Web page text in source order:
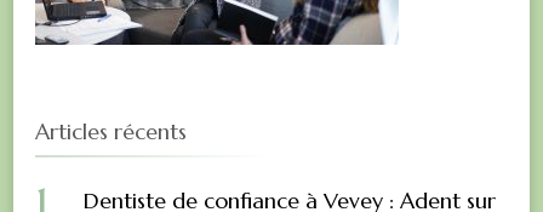
Articles récents
Dentiste de confiance à Vevey : Adent sur